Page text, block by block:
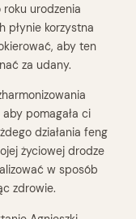
roku urodzenia
płynie korzystna
aby ten
za udany.
pomagała ci
działania feng
życiowej drodze
w sposób
zdrowie.